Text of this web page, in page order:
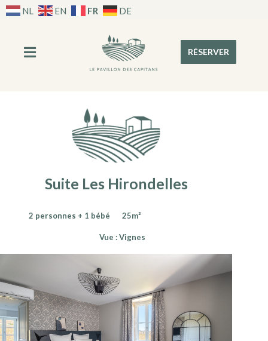
NL EN FR DE
RÉSERVER
Suite Les Hirondelles
2 personnes + 1 bébé 25m²
Vue : Vignes